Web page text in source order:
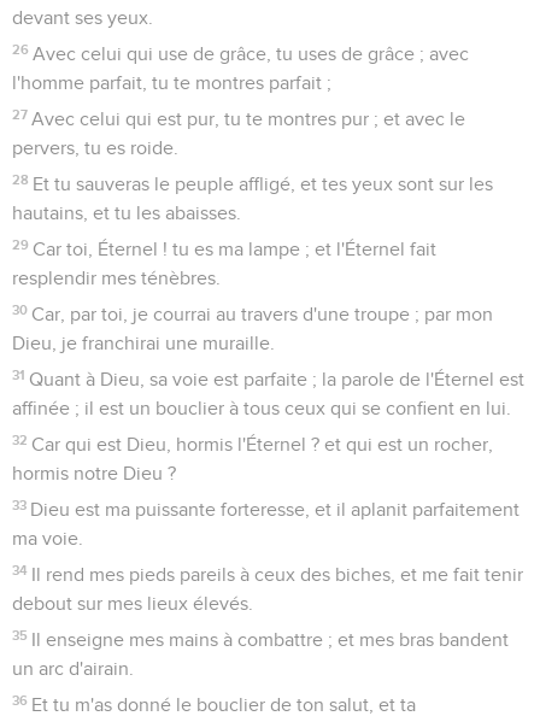
devant ses yeux.
26 Avec celui qui use de grâce, tu uses de grâce ; avec
l'homme parfait, tu te montres parfait ;
27 Avec celui qui est pur, tu te montres pur ; et avec le
pervers, tu es roide.
28 Et tu sauveras le peuple affligé, et tes yeux sont sur les
hautains, et tu les abaisses.
29 Car toi, Éternel ! tu es ma lampe ; et l'Éternel fait
resplendir mes ténèbres.
30 Car, par toi, je courrai au travers d'une troupe ; par mon
Dieu, je franchirai une muraille.
31 Quant à Dieu, sa voie est parfaite ; la parole de l'Éternel est
affinée ; il est un bouclier à tous ceux qui se confient en lui.
32 Car qui est Dieu, hormis l'Éternel ? et qui est un rocher,
hormis notre Dieu ?
33 Dieu est ma puissante forteresse, et il aplanit parfaitement
ma voie.
34 Il rend mes pieds pareils à ceux des biches, et me fait tenir
debout sur mes lieux élevés.
35 Il enseigne mes mains à combattre ; et mes bras bandent
un arc d'airain.
36 Et tu m'as donné le bouclier de ton salut, et ta